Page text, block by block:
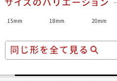
15mm 18mm 20mm